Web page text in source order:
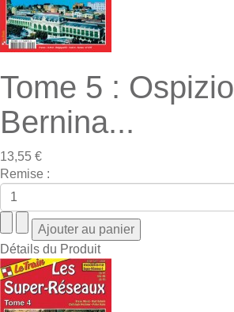
Tome 5 : Ospizio
Bernina...
13,55 €
Remise :
Détails du Produit